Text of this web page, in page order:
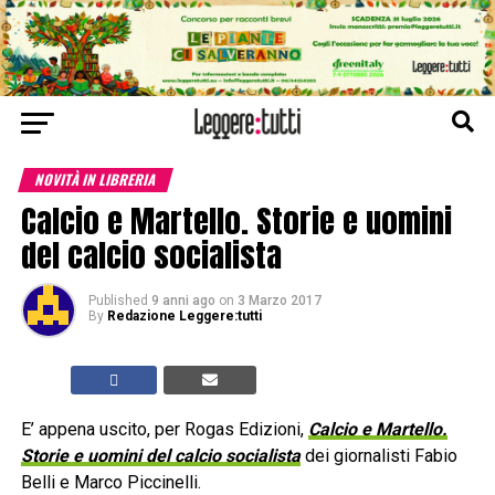
NOVITÀ IN LIBRERIA
Calcio e Martello. Storie e uomini
del calcio socialista
Published 9 anni ago on 3 Marzo 2017
By Redazione Leggere:tutti
E’ appena uscito, per Rogas Edizioni, Calcio e Martello.
Storie e uomini del calcio socialistadei giornalisti Fabio
Belli e Marco Piccinelli.